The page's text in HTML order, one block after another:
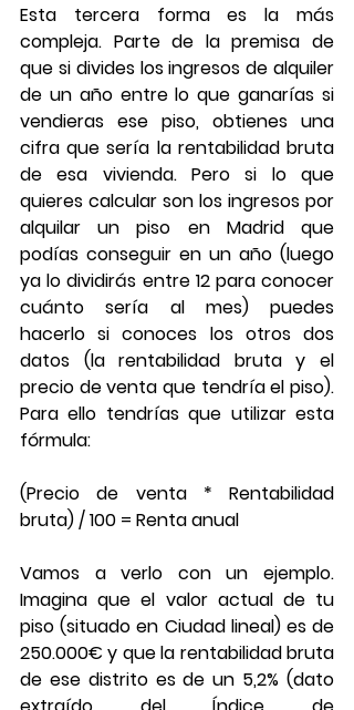
Esta tercera forma es la más
compleja. Parte de la premisa de
que si divides los ingresos de alquiler
de un año entre lo que ganarías si
vendieras ese piso, obtienes una
cifra que sería la rentabilidad bruta
de esa vivienda. Pero si lo que
quieres calcular son los ingresos por
alquilar un piso en Madrid que
podías conseguir en un año (luego
ya lo dividirás entre 12 para conocer
cuánto sería al mes) puedes
hacerlo si conoces los otros dos
datos (la rentabilidad bruta y el
precio de venta que tendría el piso).
Para ello tendrías que utilizar esta
fórmula:
(Precio de venta * Rentabilidad
bruta) / 100 = Renta anual
Vamos a verlo con un ejemplo.
Imagina que el valor actual de tu
piso (situado en Ciudad lineal) es de
250.000€ y que la rentabilidad bruta
de ese distrito es de un 5,2% (dato